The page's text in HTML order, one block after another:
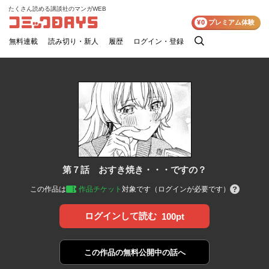
コミックDAYS
たくさん読める講談社のマンガWEB
無料連載 読み切り・新人 履歴 ログイン・登録
検
¥0 プレミアム体験
第７話 おすき焼き・・・ですの？
この作品は 作品チケット 対象です（ログインが必要です）
ログインして読む 100pt
この作品の無料公開中の話へ